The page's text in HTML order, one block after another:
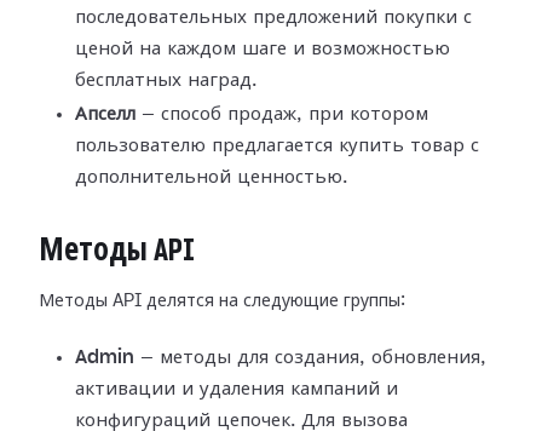
последовательных предложений покупки с
ценой на каждом шаге и возможностью
бесплатных наград.
Апселл — способ продаж, при котором
пользователю предлагается купить товар с
дополнительной ценностью.
Методы API
Методы API делятся на следующие группы:
Admin — методы для создания, обновления,
активации и удаления кампаний и
конфигураций цепочек. Для вызова